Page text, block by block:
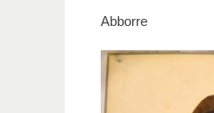
Abborre